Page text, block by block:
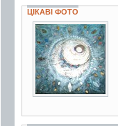
ЦІКАВІ ФОТО
12 фото